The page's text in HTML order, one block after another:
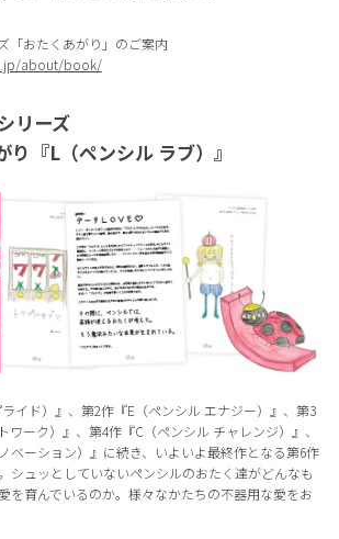
「おたくあがり」のご案内
about/book/
リーズ
『L（ペンシル ラブ）』
イド）』、第2作『E（ペンシル エナジー）』、第3
ワーク）』、第4作『C（ペンシル チャレンジ）』、
ベーション）』に続き、いよいよ最終作となる第6作
シュッとしていないペンシルのおたく達がどんなも
を育んでいるのか。様々なかたちの不器用な愛をお